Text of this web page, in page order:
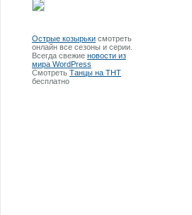
Острые козырьки смотреть
онлайн все сезоны и серии.
Всегда свежие новости из
мира WordPress
Смотреть Танцы на ТНТ
бесплатно